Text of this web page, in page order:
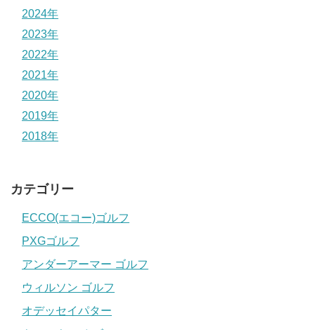
2024年
2023年
2022年
2021年
2020年
2019年
2018年
カテゴリー
ECCO(エコー)ゴルフ
PXGゴルフ
アンダーアーマー ゴルフ
ウィルソン ゴルフ
オデッセイパター